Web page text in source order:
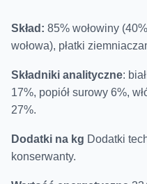
Skład: 85% wołowiny
wołowa), płatki
Składniki analityczne:
17%, popiół surowy 6%,
27%.
Dodatki na kg Dodatki
konserwanty.